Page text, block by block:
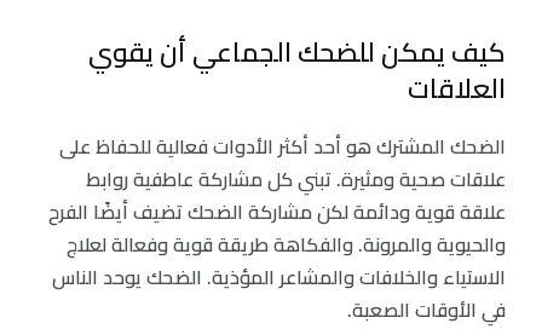
كيف يمكن للضحك الجماعي أن يقوي
العلاقات
الضحك المشترك هو أحد أكثر الأدوات فعالية للحفاظ على
علاقات صحية ومثيرة. تبني كل مشاركة عاطفية روابط
علاقة قوية ودائمة لكن مشاركة الضحك تضيف أيضًا الفرح
والحيوية والمرونة. والفكاهة طريقة قوية وفعالة لعلاج
الاستياء والخلافات والمشاعر المؤذية. الضحك يوحد الناس
في الأوقات الصعبة.